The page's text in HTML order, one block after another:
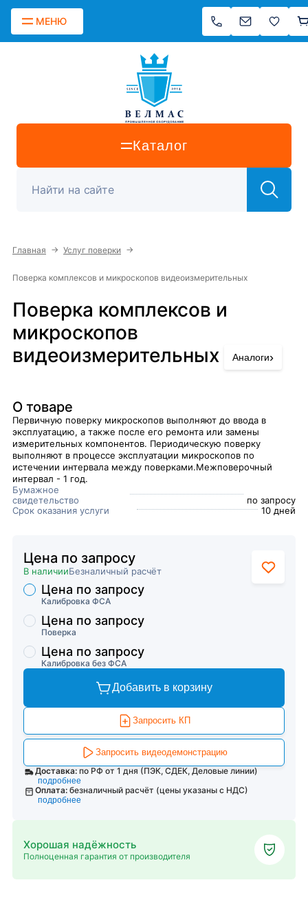
МЕНЮ
Каталог
Главная → Услуг поверки →
Поверка комплексов и микроскопов видеоизмерительных
Поверка комплексов и
микроскопов
видеоизмерительных
Аналоги›
О товаре
Первичную поверку микроскопов выполняют до ввода в
эксплуатацию, а также после его ремонта или замены
измерительных компонентов. Периодическую поверку
выполняют в процессе эксплуатации микроскопов по
истечении интервала между поверками.Межповерочный
интервал - 1 год.
Бумажное
свидетельство
по запросу
Срок оказания услуги
10 дней
Цена по запросу
В наличииБезналичный расчёт
Торговые предложения
Калибровка ФСА
Цена по запросу
Поверка
Цена по запросу
Калибровка без ФСА
Цена по запросу
Добавить в корзину
Запросить КП
Запросить видеодемонстрацию
Доставка: по РФ от 1 дня (ПЭК, СДЕК, Деловые линии)
подробнее
Оплата: безналичный расчёт (цены указаны с НДС)
подробнее
Хорошая надёжность
Полноценная гарантия от производителя